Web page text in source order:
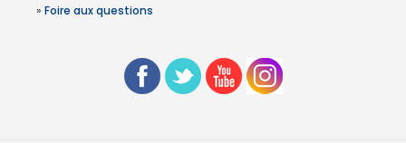
» Foire aux questions